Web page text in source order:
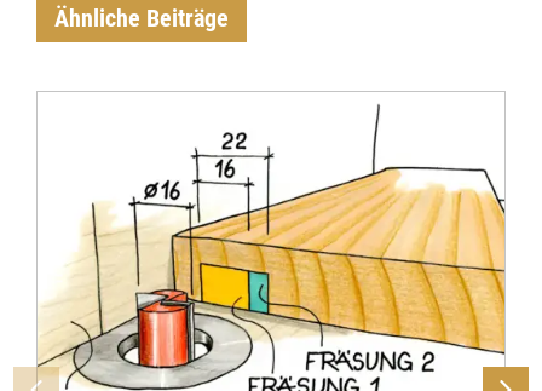
Ähnliche Beiträge